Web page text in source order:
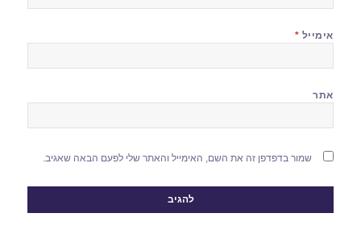
אימייל *
אתר
שמור בדפדפן זה את השם, האימייל והאתר שלי לפעם הבאה שאגיב.